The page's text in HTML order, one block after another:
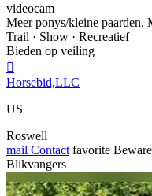
videocam
Meer ponys/kleine paarden,
Trail · Show · Recreatief
Bieden op veiling

Horsebid,LLC
US
Roswell
mail Contact favorite
Blikvangers